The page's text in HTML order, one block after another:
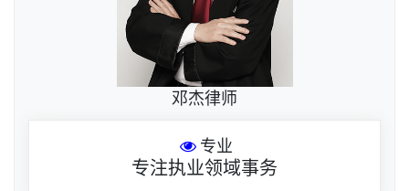
邓杰律师
专业
专注执业领域事务